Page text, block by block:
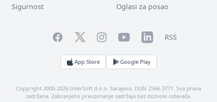
Sigurnost Oglasi za posao
FacebookTwitterInstagramYouTubeLinkedInRSS
App Store Google Play
Copyright 2000-2026 InterSoft d.o.o. Sarajevo. ISSN 2566-3771. Sva prava
zadržana. Zabranjeno preuzimanje sadržaja bez dozvole izdavača.